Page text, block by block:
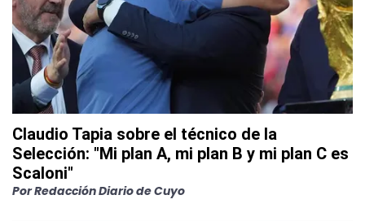
Claudio Tapia sobre el técnico de la
Selección: "Mi plan A, mi plan B y mi plan C es
Scaloni"
PorRedacción Diario de Cuyo